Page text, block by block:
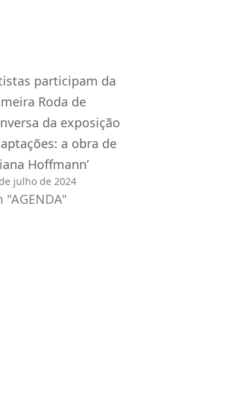
participam da
Roda de
da exposição
a obra de
Hoffmann’
julho de 2024
"AGENDA"